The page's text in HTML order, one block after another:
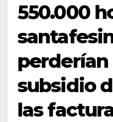
550.000
perderían
subsidio
las